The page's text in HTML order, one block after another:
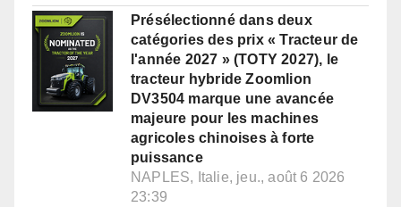
Présélectionné dans deux
catégories des prix « Tracteur de
l'année 2027 » (TOTY 2027), le
tracteur hybride Zoomlion
DV3504 marque une avancée
majeure pour les machines
agricoles chinoises à forte
puissance
NAPLES, Italie, jeu., août 6 2026
23:39